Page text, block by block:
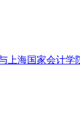
上海国家会计学